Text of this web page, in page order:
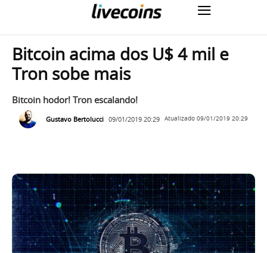
Bitcoin acima dos U$ 4 mil e
Tron sobe mais
Bitcoin hodor! Tron escalando!
Gustavo Bertolucci 09/01/2019 20:29 Atualizado 09/01/2019 20:29